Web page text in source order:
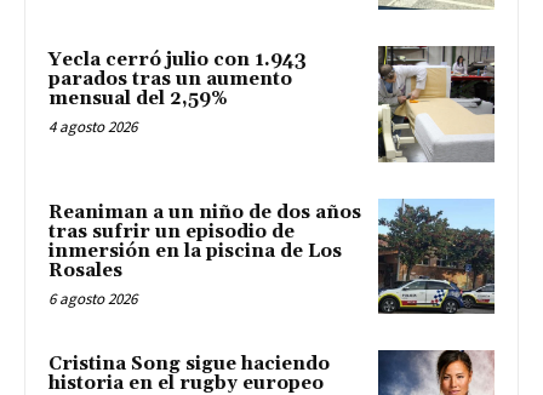
Yecla cerró julio con 1.943
parados tras un aumento
mensual del 2,59%
4 agosto 2026
Reaniman a un niño de dos años
tras sufrir un episodio de
inmersión en la piscina de Los
Rosales
6 agosto 2026
Cristina Song sigue haciendo
historia en el rugby europeo